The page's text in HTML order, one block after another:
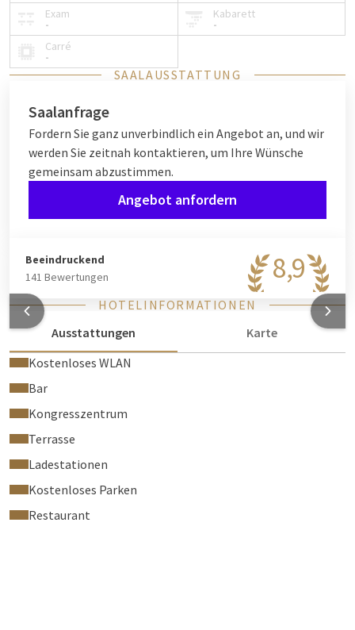
Exam
-
Kabarett
-
Carré
-
SAALAUSSTATTUNG
Saalanfrage
Fordern Sie ganz unverbindlich ein Angebot an, und wir
werden Sie zeitnah kontaktieren, um Ihre Wünsche
gemeinsam abzustimmen.
Angebot anfordern
8,9
Beeindruckend
141 Bewertungen
HOTELINFORMATIONEN
Ausstattungen
Karte
Kostenloses WLAN
Bar
Kongresszentrum
Terrasse
Ladestationen
Kostenloses Parken
Restaurant